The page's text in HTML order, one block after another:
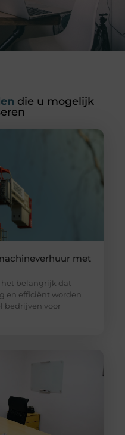
die u mogelijk
met
het belangrijk dat
en efficiënt worden
bedrijven voor